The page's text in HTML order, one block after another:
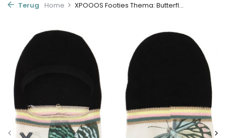
Terug Home XPOOOS Footies Thema: Butterfl...